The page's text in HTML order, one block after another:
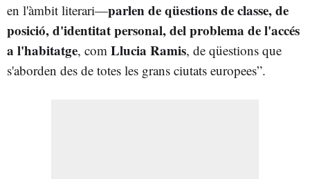
en l'àmbit literari—parlen de qüestions de classe, de
posició, d'identitat personal, del problema de l'accés
a l'habitatge, com Llucia Ramis, de qüestions que
s'aborden des de totes les grans ciutats europees”.